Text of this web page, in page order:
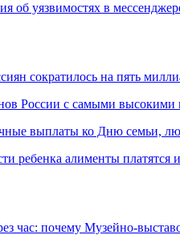
об уязвимостях в
сократилось на пять
России с самыми высокими
выплаты ко Дню семьи,
ребенка алименты платятся
час: почему Музейно-